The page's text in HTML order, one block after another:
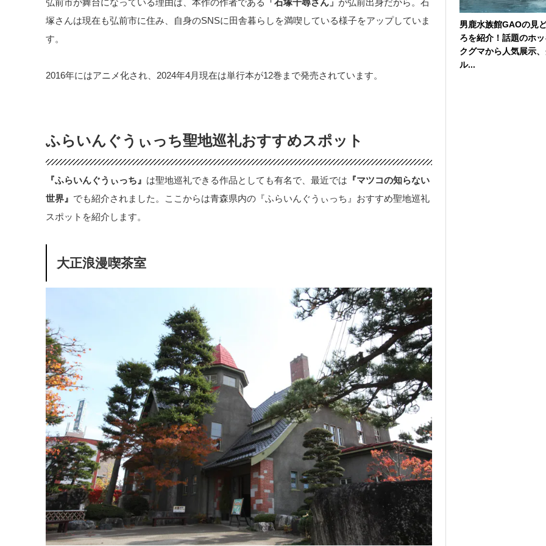
弘前市が舞台になっている理由は、本作の作者である 「石塚千尋さん」 が弘前出身だから。石
塚さんは現在も弘前市に住み、自身のSNSに田舎暮らしを満喫している様子をアップしていま
す。
2016年にはアニメ化され、2024年4月現在は単行本が12巻まで発売されています。
ふらいんぐうぃっち聖地巡礼おすすめスポット
『ふらいんぐうぃっち』 は聖地巡礼できる作品としても有名で、最近では 『マツコの知らない
世界』 でも紹介されました。ここからは青森県内の『ふらいんぐうぃっち』おすすめ聖地巡礼
スポットを紹介します。
大正浪漫喫茶室
男鹿水族館GAOの見
ろを紹介！話題のホッ
クグマから人気展示
ル...